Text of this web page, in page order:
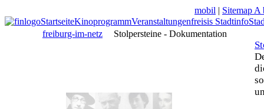
mobil | Sitemap A
StartseiteKinoprogrammVeranstaltungenfreisis Stadtinfo
freiburg-im-netz
Stolpersteine - Dokumentation